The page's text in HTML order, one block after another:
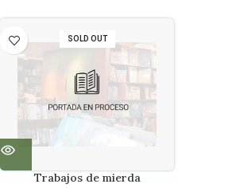
SOLD OUT
Trabajos de mierda